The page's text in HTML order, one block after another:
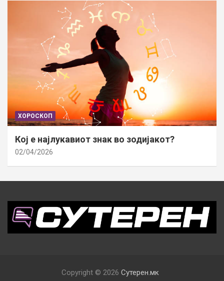
ХОРОСКОП
Кој е најлукавиот знак во зодијакот?
02/04/2026
Copyright © 2026 Сутерен.мк